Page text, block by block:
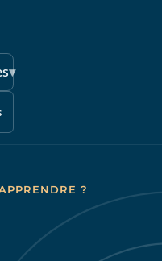
▾
?